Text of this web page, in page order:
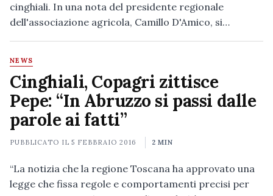
cinghiali. In una nota del presidente regionale
dell'associazione agricola, Camillo D'Amico, si…
NEWS
Cinghiali, Copagri zittisce
Pepe: “In Abruzzo si passi dalle
parole ai fatti”
PUBBLICATO IL5 FEBBRAIO 2016 2 MIN
“La notizia che la regione Toscana ha approvato una
legge che fissa regole e comportamenti precisi per